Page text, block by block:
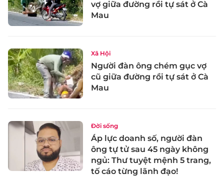
vợ giữa đường rồi tự sát ở Cà
Mau
Xã Hội
Người đàn ông chém gục vợ
cũ giữa đường rồi tự sát ở Cà
Mau
Đời sống
Áp lực doanh số, người đàn
ông tự tử sau 45 ngày không
ngủ: Thư tuyệt mệnh 5 trang,
tố cáo từng lãnh đạo!